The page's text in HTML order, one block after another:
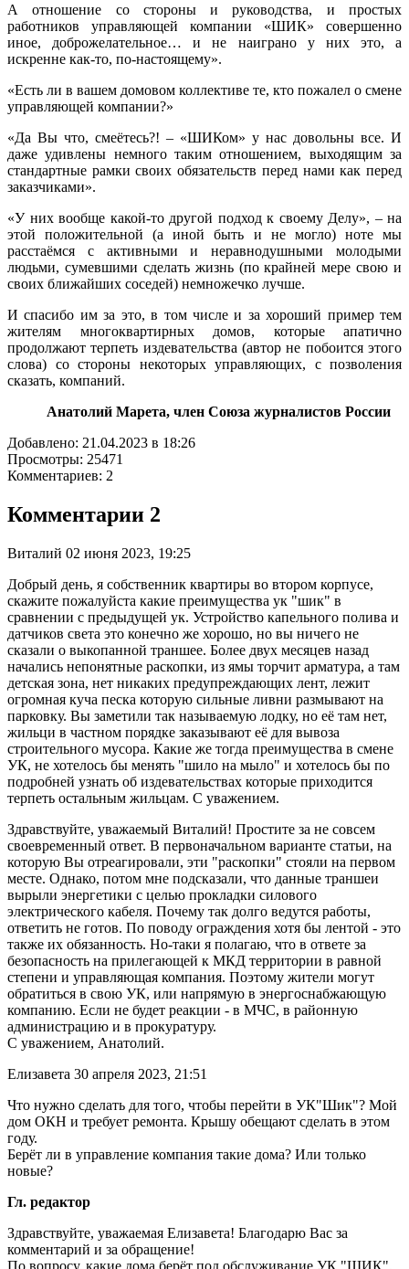
А отношение со стороны и руководства, и простых
работников управляющей компании «ШИК» совершенно
иное, доброжелательное… и не наиграно у них это, а
искренне как-то, по-настоящему».
«Есть ли в вашем домовом коллективе те, кто пожалел о смене
управляющей компании?»
«Да Вы что, смеётесь?! – «ШИКом» у нас довольны все. И
даже удивлены немного таким отношением, выходящим за
стандартные рамки своих обязательств перед нами как перед
заказчиками».
«У них вообще какой-то другой подход к своему Делу», – на
этой положительной (а иной быть и не могло) ноте мы
расстаёмся с активными и неравнодушными молодыми
людьми, сумевшими сделать жизнь (по крайней мере свою и
своих ближайших соседей) немножечко лучше.
И спасибо им за это, в том числе и за хороший пример тем
жителям многоквартирных домов, которые апатично
продолжают терпеть издевательства (автор не побоится этого
слова) со стороны некоторых управляющих, с позволения
сказать, компаний.
Анатолий Марета, член Союза журналистов России
Добавлено: 21.04.2023 в 18:26
Просмотры: 25471
Комментариев: 2
Комментарии 2
Виталий 02 июня 2023, 19:25
Добрый день, я собственник квартиры во втором корпусе,
скажите пожалуйста какие преимущества ук "шик" в
сравнении с предыдущей ук. Устройство капельного полива и
датчиков света это конечно же хорошо, но вы ничего не
сказали о выкопанной траншее. Более двух месяцев назад
начались непонятные раскопки, из ямы торчит арматура, а там
детская зона, нет никаких предупреждающих лент, лежит
огромная куча песка которую сильные ливни размывают на
парковку. Вы заметили так называемую лодку, но её там нет,
жильци в частном порядке заказывают её для вывоза
строительного мусора. Какие же тогда преимущества в смене
УК, не хотелось бы менять "шило на мыло" и хотелось бы по
подробней узнать об издевательствах которые приходится
терпеть остальным жильцам. С уважением.
Здравствуйте, уважаемый Виталий! Простите за не совсем
своевременный ответ. В первоначальном варианте статьи, на
которую Вы отреагировали, эти "раскопки" стояли на первом
месте. Однако, потом мне подсказали, что данные траншеи
вырыли энергетики с целью прокладки силового
электрического кабеля. Почему так долго ведутся работы,
ответить не готов. По поводу ограждения хотя бы лентой - это
также их обязанность. Но-таки я полагаю, что в ответе за
безопасность на прилегающей к МКД территории в равной
степени и управляющая компания. Поэтому жители могут
обратиться в свою УК, или напрямую в энергоснабжающую
компанию. Если не будет реакции - в МЧС, в районную
администрацию и в прокуратуру.
С уважением, Анатолий.
Елизавета 30 апреля 2023, 21:51
Что нужно сделать для того, чтобы перейти в УК"Шик"? Мой
дом ОКН и требует ремонта. Крышу обещают сделать в этом
году.
Берёт ли в управление компания такие дома? Или только
новые?
Гл. редактор
Здравствуйте, уважаемая Елизавета! Благодарю Вас за
комментарий и за обращение!
По вопросу, какие дома берёт под обслуживание УК "ШИК",